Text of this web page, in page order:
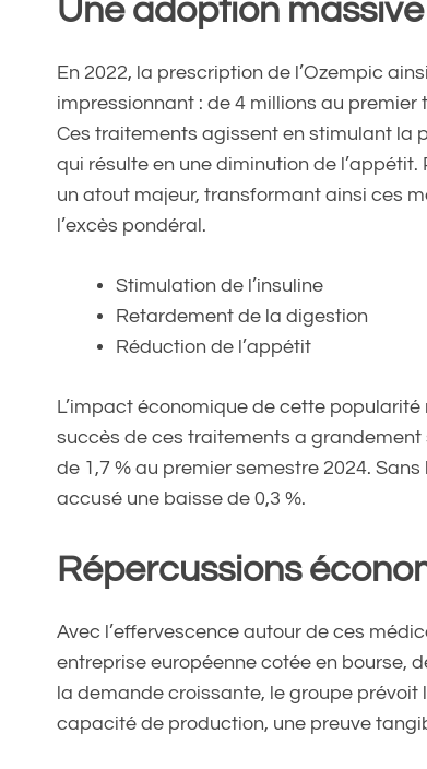
Une adoption
En 2022, la prescription de l’Ozempic
impressionnant : de 4 millions au
Ces traitements agissent en stimulant la
qui résulte en une diminution de
un atout majeur, transformant ainsi ces
l’excès pondéral.
Stimulation de l’insuline
Retardement de la digestion
Réduction de l’appétit
L’impact économique de cette
succès de ces traitements a grandement
de 1,7 % au premier semestre 2024.
accusé une baisse de 0,3 %.
Répercussions
Avec l’effervescence autour de ces
entreprise européenne cotée en bourse,
la demande croissante, le groupe prévoit
capacité de production, une preuve